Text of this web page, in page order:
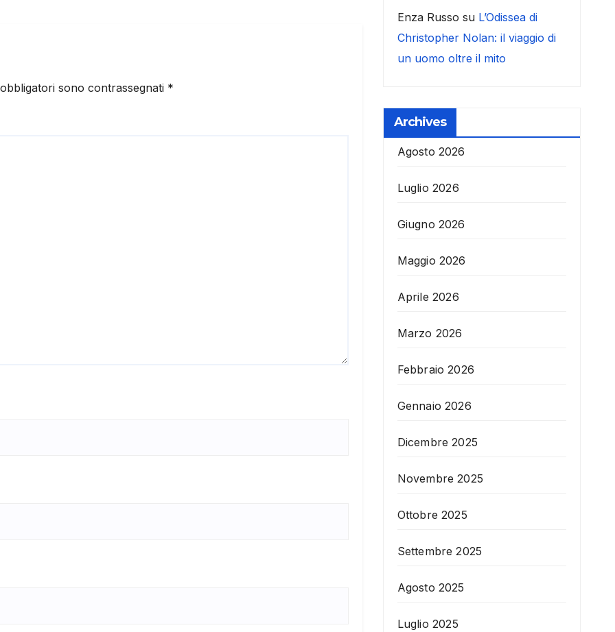
sono contrassegnati *
Enza Russo su L’Odissea di
Christopher Nolan: il viaggio di
un uomo oltre il mito
Archives
Agosto 2026
Luglio 2026
Giugno 2026
Maggio 2026
Aprile 2026
Marzo 2026
Febbraio 2026
Gennaio 2026
Dicembre 2025
Novembre 2025
Ottobre 2025
Settembre 2025
Agosto 2025
Luglio 2025